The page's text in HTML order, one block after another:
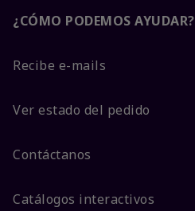
¿CÓMO PODEMOS AYUDAR?
Recibe e-mails
Ver estado del pedido
Contáctanos
Catálogos interactivos